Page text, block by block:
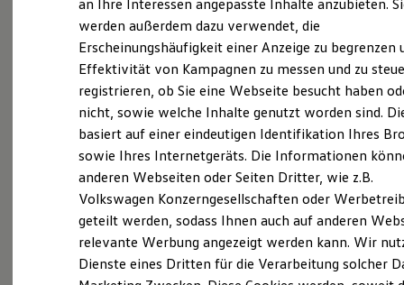
Der ID.7 Tourer
Der ID.7 GTX Tourer
Der neue ID. Cross
Elektrofahrzeugkonzepte
ID. EVERY1
Reichweite
Reichweite der ID. Modelle
Reichweite im Winter
Rekuperation
Laden unterwegs
Laden Zuhause
Ladestationen finden
Ladezeitensimulator
Batterie
Sicherheit
Garantie und Lebensdauer
An fünf Standorten in Kronach, Pressig,
Sonneberg, Rothenkirchen und Ludwigsstadt
sorgen 190 sehr gut aus- und kontinuierlich
weitergebildete Mitarbeiter dafür, dass sich
jeder unserer Kunden als Teil einer großen
Autofamilie fühlt.
Bei uns erhält jeder Kunde eine umfangreiche
Beratung und Serviceüber Herstellerstandards
der Marken Volkswagen, Seat, Skoda, Audi sowie
Volkswagen-Nutzfahrzeuge hinaus und
sorgfältig geprüfte Jahres- und
an Ihre Interessen angepasste Inhalte anzubieten.
werden außerdem dazu verwendet, die
Erscheinungshäufigkeit einer Anzeige zu begrenzen
Effektivität von Kampagnen zu messen und zu
registrieren, ob Sie eine Webseite besucht haben
nicht, sowie welche Inhalte genutzt worden sind.
basiert auf einer eindeutigen Identifikation Ihres
sowie Ihres Internetgeräts. Die Informationen
anderen Webseiten oder Seiten Dritter, wie z.B.
Volkswagen Konzerngesellschaften oder
geteilt werden, sodass Ihnen auch auf anderen
relevante Werbung angezeigt werden kann. Wir
Dienste eines Dritten für die Verarbeitung solcher